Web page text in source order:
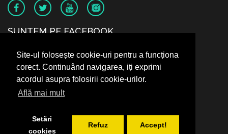
Site-ul folosește cookie-uri pentru a funcționa
corect. Continuând navigarea, iți exprimi
acordul asupra folosirii cookie-urilor.
Află mai mult
Setări
cookies
Refuz Accept!
SUNTEM PE FACEBOOK